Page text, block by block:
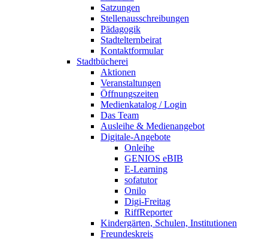
Satzungen
Stellenausschreibungen
Pädagogik
Stadtelternbeirat
Kontaktformular
Stadtbücherei
Aktionen
Veranstaltungen
Öffnungszeiten
Medienkatalog / Login
Das Team
Ausleihe & Medienangebot
Digitale-Angebote
Onleihe
GENIOS eBIB
E-Learning
sofatutor
Onilo
Digi-Freitag
RiffReporter
Kindergärten, Schulen, Institutionen
Freundeskreis